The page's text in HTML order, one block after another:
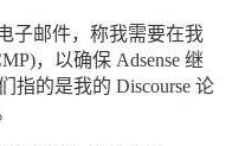
子邮件，称我需要在我
，以确保 Adsense 继
指的是我的 Discourse 论